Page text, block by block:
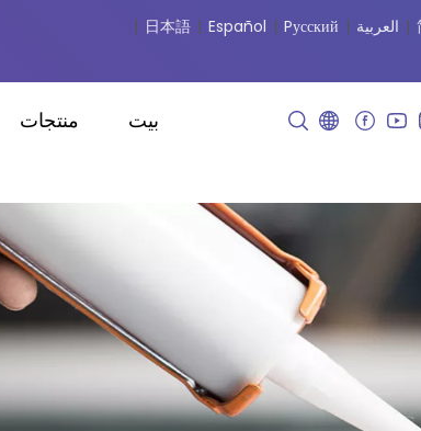
| العربية |
Pусский
|
Español
|
日本語
|
منتجات بيت